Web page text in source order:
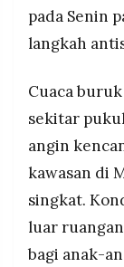
RESOLUSI
MEDIA
PRAMUDITA
Resolusi.co
-
2026
PT.
pada Senin
langkah
Cuaca
sekitar
angin
kawasan di
singkat.
luar
bagi anak-